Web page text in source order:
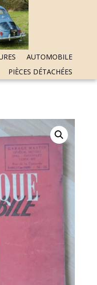
AUTOMOBILE
PIÈCES DÉTACHÉES